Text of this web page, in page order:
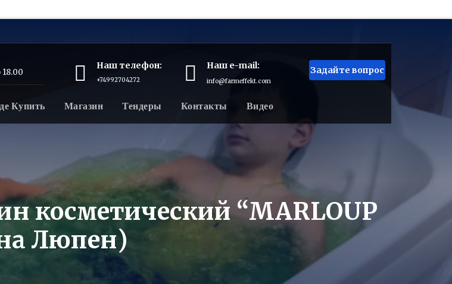
Наш телефон:
+74992704272
Наш e-mail:
info@farmeffekt.com
Задайте вопрос
Купить Магазин Тендеры Контакты Видео
косметический “MARLOUP
Люпен)